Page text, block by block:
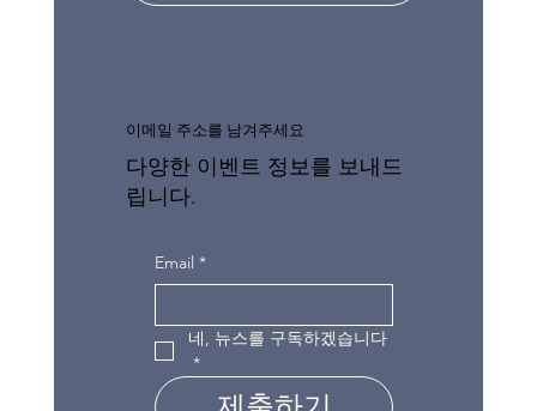
이메일 주소를 남겨주세요
다양한 이벤트 정보를 보내드
립니다.
Email *
네, 뉴스를 구독하겠습니다
*